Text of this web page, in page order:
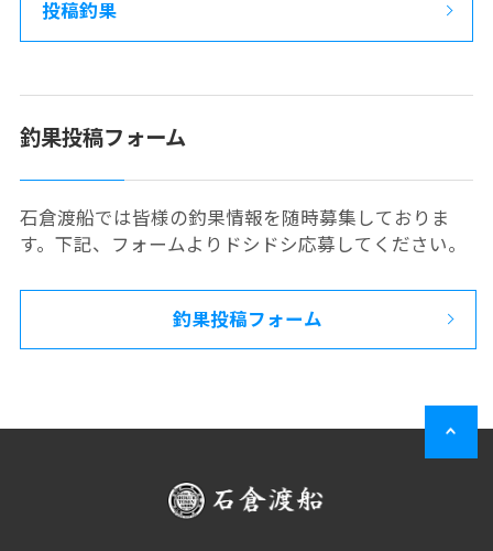
投稿釣果
釣果投稿フォーム
石倉渡船では皆様の釣果情報を随時募集しておりま
す。下記、フォームよりドシドシ応募してください。
釣果投稿フォーム